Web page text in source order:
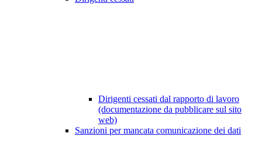
Dirigenti cessati dal rapporto di lavoro
(documentazione da pubblicare sul sito
web)
Sanzioni per mancata comunicazione dei dati